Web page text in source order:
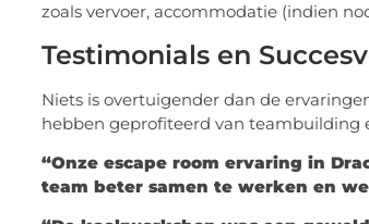
zoals vervoer, accommodatie (indien
Testimonials en
Niets is overtuigender dan de
hebben geprofiteerd van teambuilding
“Onze escape room ervaring in
team beter samen te werken en